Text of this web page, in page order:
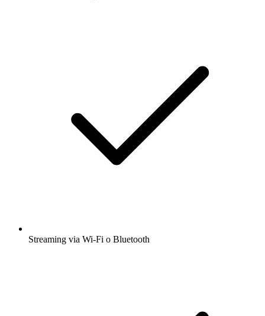
Streaming via Wi-Fi o Bluetooth